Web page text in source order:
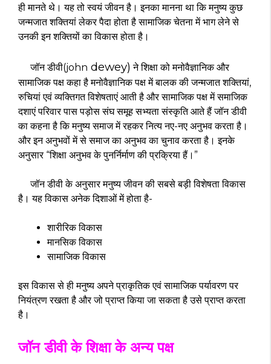
ही मानते थे। यह तो स्वयं जीवन है। इनका मानना था कि मनुष्य कुछ
जन्मजात शक्तियां लेकर पैदा होता है सामाजिक चेतना में भाग लेने से
उनकी इन शक्तियों का विकास होता है।
जॉन डीवी(john dewey) ने शिक्षा को मनोवैज्ञानिक और
सामाजिक पक्ष कहा है मनोवैज्ञानिक पक्ष में बालक की जन्मजात शक्तियां,
रुचियां एवं व्यक्तिगत विशेषताएं आती है और सामाजिक पक्ष में समाजिक
दशाएं परिवार पास पड़ोस संघ समूह सभ्यता संस्कृति आते हैं जॉन डीवी
का कहना है कि मनुष्य समाज में रहकर नित्य नए-नए अनुभव करता है।
और इन अनुभवों में से समाज का अनुभव का चुनाव करता है। इनके
अनुसार “शिक्षा अनुभव के पुनर्निर्माण की प्रक्रिया हैं।”
जॉन डीवी के अनुसार मनुष्य जीवन की सबसे बड़ी विशेषता विकास
है। यह विकास अनेक दिशाओं में होता है-
शारीरिक विकास
मानसिक विकास
सामाजिक विकास
इस विकास से ही मनुष्य अपने प्राकृतिक एवं सामाजिक पर्यावरण पर
नियंत्रण रखता है और जो प्राप्त किया जा सकता है उसे प्राप्त करता
है।
जॉन डीवी के शिक्षा के अन्य पक्ष